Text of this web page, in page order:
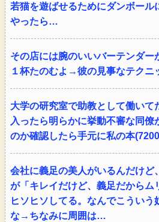
若猫を遊ばせるためにダンボール
やったら…
その店には腕のいいバーテンダー
１杯たのむよ→彼の見事なテク
大学の研究室で助教として働いて
入ったら明らかに挙動不審な同
のか確認したら手元に私の本
会社に義足の美人がいるんだけど
が「キレイだけど、義足だからム
ヒソヒソしてる。なんでこういう
な→ちなみに周囲は…